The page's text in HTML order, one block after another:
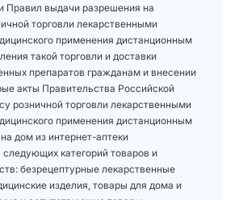
Правил выдачи разрешения на
торговли лекарственными
применения дистанционным
такой торговли и доставки
препаратов гражданам и внесении
акты Правительства Российской
розничной торговли лекарственными
применения дистанционным
дом из интернет-аптеки
категорий товаров и
безрецептурные лекарственные
изделия, товары для дома и